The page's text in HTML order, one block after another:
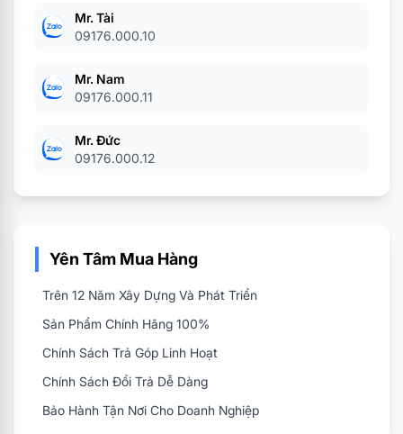
Mr. Tài
09176.000.10
Mr. Nam
09176.000.11
Mr. Đức
09176.000.12
Yên Tâm Mua Hàng
Trên 12 Năm Xây Dựng Và Phát Triển
Sản Phẩm Chính Hãng 100%
Chính Sách Trả Góp Linh Hoạt
Chính Sách Đổi Trả Dễ Dàng
Bảo Hành Tận Nơi Cho Doanh Nghiệp